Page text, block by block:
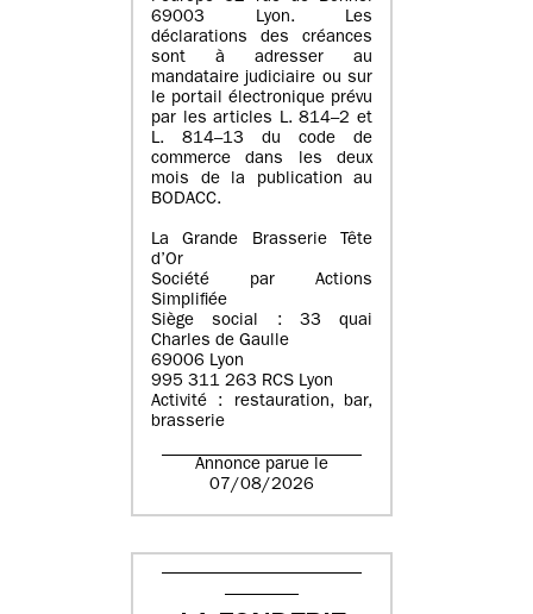
69003 Lyon. Les
déclarations des créances
sont à adresser au
mandataire judiciaire ou sur
le portail électronique prévu
par les articles L. 814–2 et
L. 814–13 du code de
commerce dans les deux
mois de la publication au
BODACC.
La Grande Brasserie Tête
d’Or
Société par Actions
Simplifiée
Siège social : 33 quai
Charles de Gaulle
69006 Lyon
995 311 263 RCS Lyon
Activité : restauration, bar,
brasserie
Annonce parue le
07/08/2026